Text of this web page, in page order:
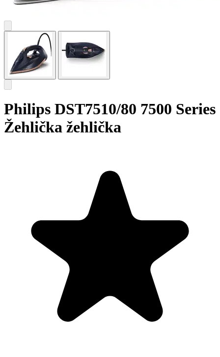
Philips DST7510/80 7500 Series
Žehlička žehlička